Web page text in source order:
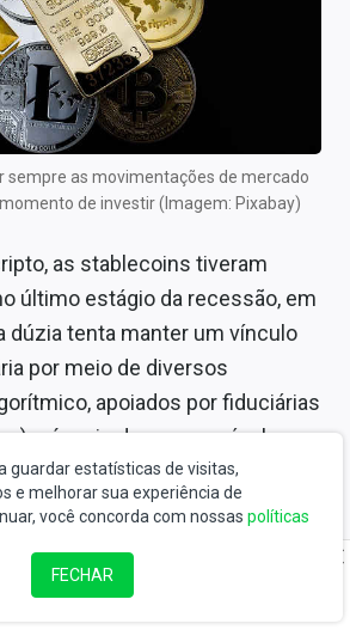
sempre as movimentações de mercado
de investir (Imagem: Pixabay)
as stablecoins tiveram
último estágio da recessão, em
dúzia tenta manter um vínculo
por meio de diversos
apoiados por fiduciárias
e é mais do que provável que
a fórmula perfeita vai continuar.
guardar estatísticas de visitas,
e melhorar sua experiência de
você concorda com nossas políticas
FECHAR